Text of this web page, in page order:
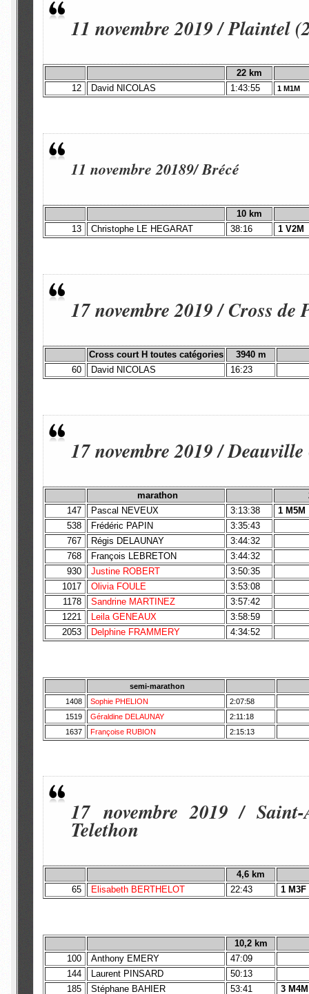
11 novembre 2019 / Plaintel
22 km
12
David NICOLAS 1:43:55 1 M1M
11 novembre 20189/ Brécé
10 km
13
Christophe LE HEGARAT 38:16 1 V2M
17 novembre 2019 / Cross de
Cross court H toutes catégories
3940 m
60
David NICOLAS 16:23
17 novembre 2019 /
marathon
147
Pascal NEVEUX 3:13:38
1 M5M
538
Frédéric PAPIN
3:35:43
767
Régis DELAUNAY
3:44:32
768
François LEBRETON
3:44:32
930
Justine ROBERT
3:50:35
1017
Olivia FOULE
3:53:08
1178
Sandrine MARTINEZ
3:57:42
1221
Leila GENEAUX
3:58:59
2053
Delphine FRAMMERY 4:34:52
semi-marathon
1408
Sophie PHELION
2:07:58
1519
Géraldine DELAUNAY
2:11:18
1637
Françoise RUBION 2:15:13
17 novembre 2019 /
Telethon
4,6 km
65
Elisabeth BERTHELOT 22:43 1 M3F
10,2 km
100
Anthony EMERY
47:09
144
Laurent PINSARD
50:13
185
Stéphane BAHIER 53:41 3 M4M